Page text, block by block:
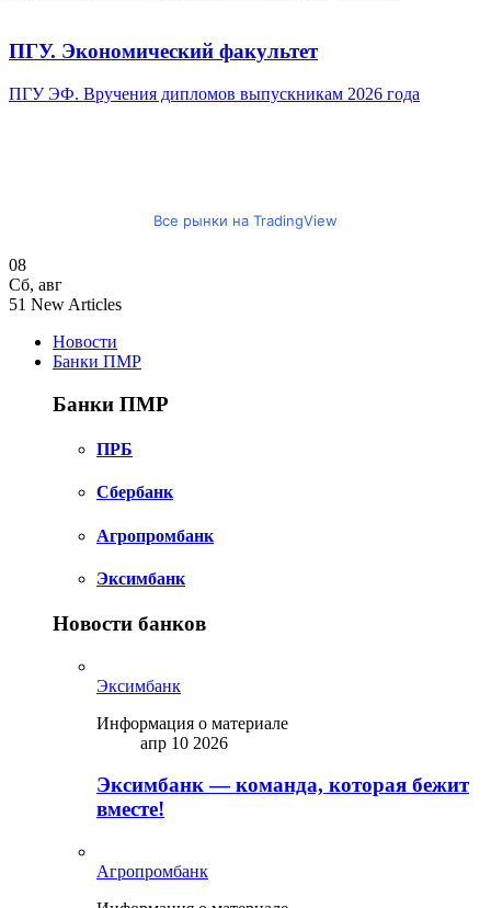
ПГУ. Экономический факультет
ПГУ ЭФ. Вручения дипломов выпускникам 2026 года
Все рынки на TradingView
08
Сб, авг
51 New Articles
Новости
Банки ПМР
Банки ПМР
ПРБ
Сбербанк
Агропромбанк
Эксимбанк
Новости банков
Эксимбанк
Информация о материале
апр 10 2026
Эксимбанк — команда, которая бежит
вместе!
Агропромбанк